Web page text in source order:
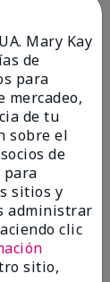
Mary Kay
de
para
mercadeo,
de tu
sobre el
de
para
sitios y
administrar
clic
sitio,